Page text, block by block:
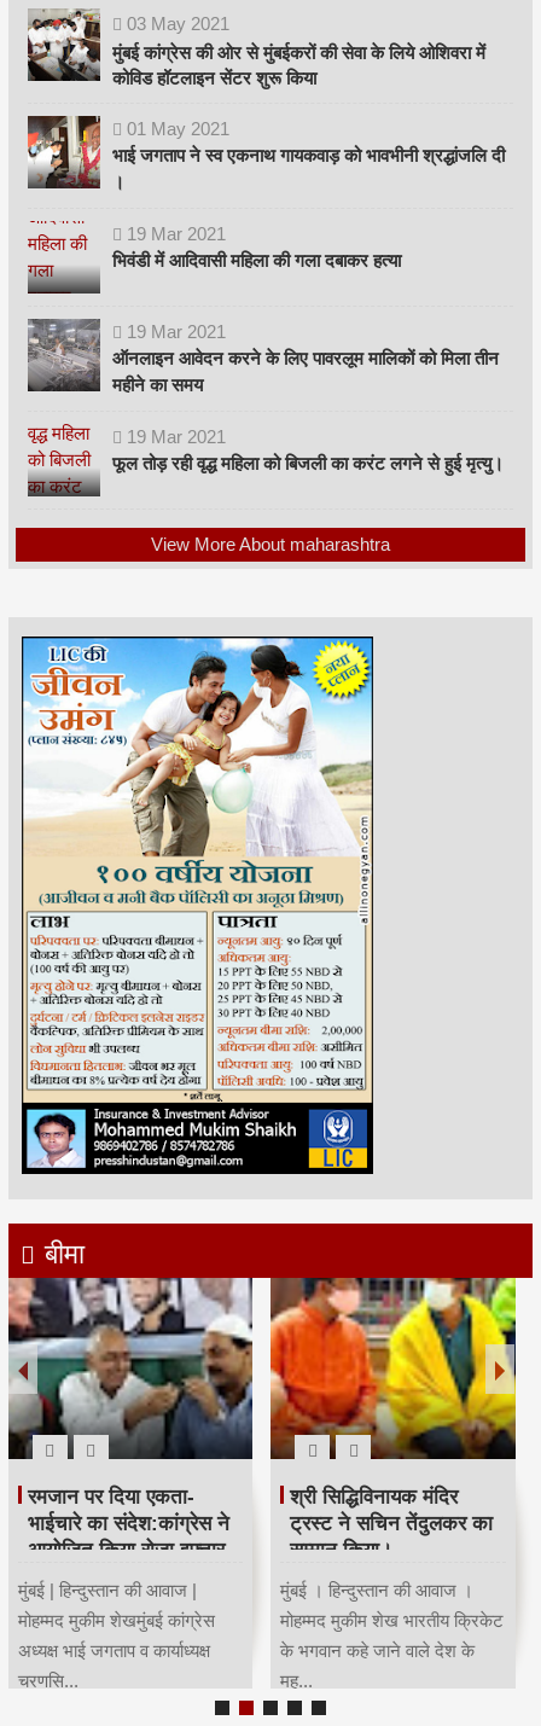
03 May 2021
मुंबई कांग्रेस की ओर से मुंबईकरों की सेवा के लिये ओशिवरा में
कोविड हॉटलाइन सेंटर शुरू किया
01 May 2021
भाई जगताप ने स्व एकनाथ गायकवाड़ को भावभीनी श्रद्धांजलि दी
।
19 Mar 2021
भिवंडी में आदिवासी महिला की गला दबाकर हत्या
19 Mar 2021
ऑनलाइन आवेदन करने के लिए पावरलूम मालिकों को मिला तीन
महीने का समय
19 Mar 2021
फूल तोड़ रही वृद्ध महिला को बिजली का करंट लगने से हुई मृत्यु।
View More About maharashtra
बीमा
रमजान पर दिया एकता-
भाईचारे का संदेश:कांग्रेस ने
आयोजित किया रोजा इफ्तार
मुंबई | हिन्दुस्तान की आवाज |
मोहम्मद मुकीम शेखमुंबई कांग्रेस
अध्यक्ष भाई जगताप व कार्याध्यक्ष
चरणसि...
श्री सिद्धिविनायक मंदिर
ट्रस्ट ने सचिन तेंदुलकर का
सम्मान किया।
मुंबई । हिन्दुस्तान की आवाज ।
मोहम्मद मुकीम शेख भारतीय क्रिकेट
के भगवान कहे जाने वाले देश के
मह...